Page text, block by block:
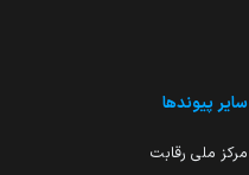
سایر پیوندها
مرکز ملی رقابت